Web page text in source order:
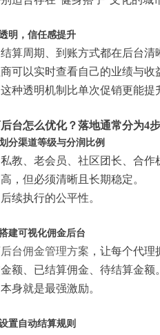
明，信任感提升
算周期、到账方式都在后台清
可以实时查看自己的业绩与收
种透明机制比单次促销更能提
台怎么优化？落地通常分为4步
分渠道等级与分润比例
教、老会员、社区团长、合作
，但必须清晰且长期稳定。
续执行的公平性。
建可视化佣金后台
台佣金管理方案 ，让每个代理
额、已结算佣金、待结算金额。
身就是最强激励。
置自动结算规则